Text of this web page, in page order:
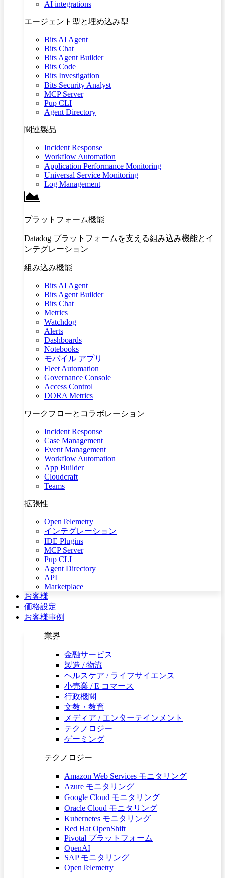
AI integrations
エージェント型と埋め込み型
Bits AI Agent
Bits Chat
Bits Agent Builder
Bits Code
Bits Investigation
Bits Security Analyst
MCP Server
Pup CLI
Agent Directory
関連製品
Incident Response
Workflow Automation
Application Performance Monitoring
Universal Service Monitoring
Log Management
プラットフォーム機能
Datadog プラットフォームを支える組み込み機能とイ
ンテグレーション
組み込み機能
Bits AI Agent
Bits Agent Builder
Bits Chat
Metrics
Watchdog
Alerts
Dashboards
Notebooks
モバイル アプリ
Fleet Automation
Governance Console
Access Control
DORA Metrics
ワークフローとコラボレーション
Incident Response
Case Management
Event Management
Workflow Automation
App Builder
Cloudcraft
Teams
拡張性
OpenTelemetry
インテグレーション
IDE Plugins
MCP Server
Pup CLI
Agent Directory
API
Marketplace
お客様
価格設定
お客様事例
業界
金融サービス
製造 / 物流
ヘルスケア / ライフサイエンス
小売業 / E コマース
行政機関
文教・教育
メディア / エンターテインメント
テクノロジー
ゲーミング
テクノロジー
Amazon Web Services モニタリング
Azure モニタリング
Google Cloud モニタリング
Oracle Cloud モニタリング
Kubernetes モニタリング
Red Hat OpenShift
Pivotal プラットフォーム
OpenAI
SAP モニタリング
OpenTelemetry